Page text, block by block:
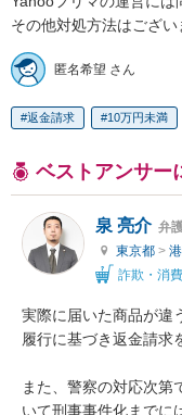
その他対処方法はござい
匿名希望 さん
返金請求 10万円未満
ベストアンサー
泉 亮介 弁
東京都 >
詐欺・消
実際に届いた商品が違
履行に基づき返金請求
また、警察の対応次第
いて刑事事件化までに